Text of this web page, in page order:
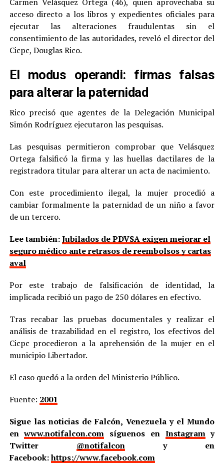
acceso directo a los libros y expedientes oficiales para
ejecutar las alteraciones fraudulentas sin el
consentimiento de las autoridades, reveló el director del
Cicpc, Douglas Rico.
El modus operandi: firmas falsas
para alterar la paternidad
Rico precisó que agentes de la Delegación Municipal
Simón Rodríguez ejecutaron las pesquisas.
Las pesquisas permitieron comprobar que Velásquez
Ortega falsificó la firma y las huellas dactilares de la
registradora titular para alterar un acta de nacimiento.
Con este procedimiento ilegal, la mujer procedió a
cambiar formalmente la paternidad de un niño a favor
de un tercero.
Lee también:Jubilados de PDVSA exigen mejorar el
seguro médico ante retrasos de reembolsos y cartas
aval
Por este trabajo de falsificación de identidad, la
implicada recibió un pago de 250 dólares en efectivo.
Tras recabar las pruebas documentales y realizar el
análisis de trazabilidad en el registro, los efectivos del
Cicpc procedieron a la aprehensión de la mujer en el
municipio Libertador.
El caso quedó a la orden del Ministerio Público.
Fuente: 2001
Sigue las noticias de Falcón, Venezuela y el Mundo
enwww.notifalcon.com síguenos en Instagramy
Twitter @notifalcony en
Facebook:https://www.facebook.com